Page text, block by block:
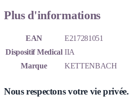
Plus d'informations
EAN
E217281051
Dispositif Medical IIA
Marque
KETTENBACH
Nous respectons votre vie privée.